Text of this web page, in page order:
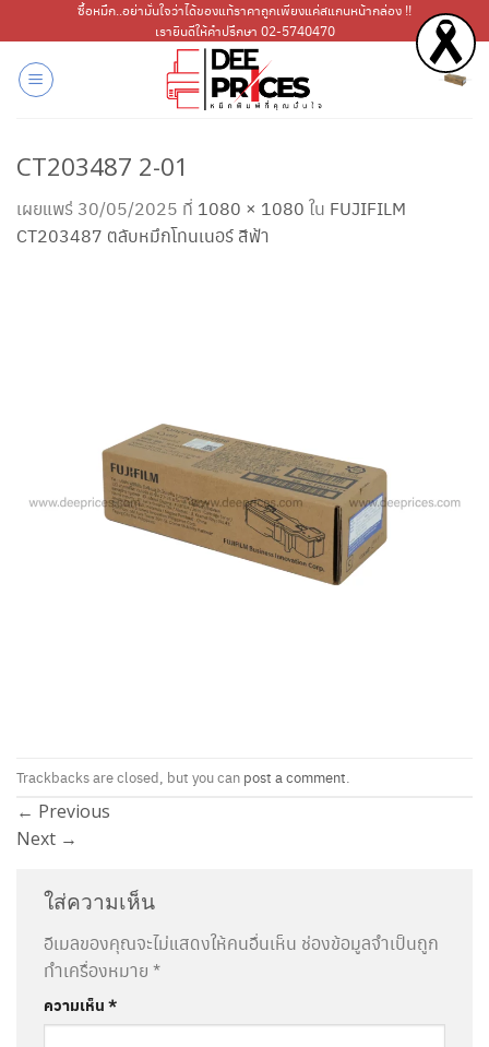
ไป
เนื้อหา
ซื้อหมึก..อย่ามั่นใจว่าได้ของแท้ราคาถูกเพียงแค่สแกนหน้ากล่อง !!
เรายินดีให้คำปรึกษา 02-5740470
CT203487 2-01
เผยแพร่ 30/05/2025 ที่ 1080 × 1080 ใน FUJIFILM
CT203487 ตลับหมึกโทนเนอร์ สีฟ้า
Trackbacks are closed, but you can post a comment
← Previous
Next →
ใส่ความเห็น
อีเมลของคุณจะไม่แสดงให้คนอื่นเห็น ช่องข้อมูลจำเป็นถูก
ทำเครื่องหมาย *
ความเห็น*